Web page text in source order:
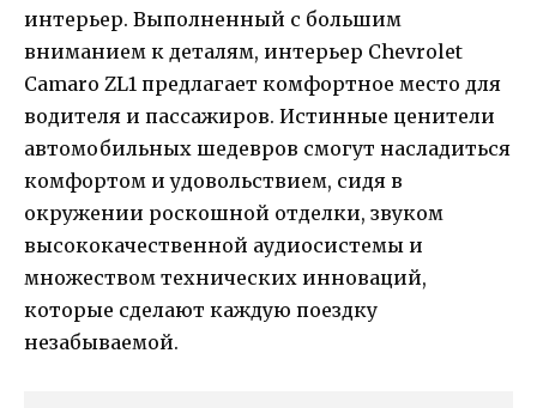
интерьер. Выполненный с большим
вниманием к деталям, интерьер Chevrolet
Camaro ZL1 предлагает комфортное место для
водителя и пассажиров. Истинные ценители
автомобильных шедевров смогут насладиться
комфортом и удовольствием, сидя в
окружении роскошной отделки, звуком
высококачественной аудиосистемы и
множеством технических инноваций,
которые сделают каждую поездку
незабываемой.